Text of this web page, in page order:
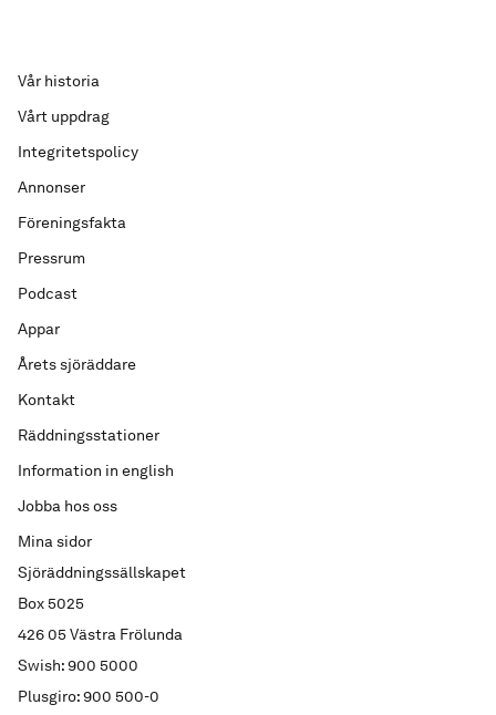
Sjöräddningssällskapet
Box 5025
426 05 Västra Frölunda
Swish: 900 5000
Plusgiro: 900 500-0
Vår historia
Vårt uppdrag
Integritetspolicy
Annonser
Föreningsfakta
Pressrum
Podcast
Appar
Årets sjöräddare
Kontakt
Räddningsstationer
Information in english
Jobba hos oss
Mina sidor